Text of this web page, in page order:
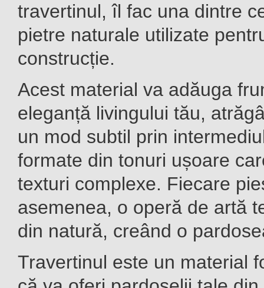
travertinul, îl fac una dintre
pietre naturale utilizate
construcție.
Acest material va adăuga
eleganță livingului tău,
un mod subtil prin
formate din tonuri ușoare
texturi complexe. Fiecare
asemenea, o operă de artă
din natură, creând o
Travertinul este un material